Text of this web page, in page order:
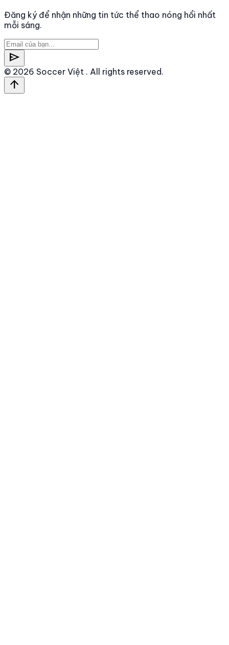
Đăng ký để nhận những tin tức thể thao nóng hổi nhất
mỗi sáng.
send
© 2026 Soccer Việt . All rights reserved.
arrow_upward